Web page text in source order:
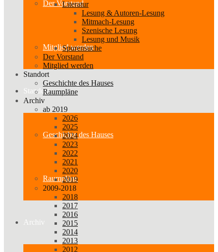
Der Vorstand
Mitglied werden
Standort
Geschichte des Hauses
Raumpläne
Archiv
Literatur
Lesung & Autoren-Lesung
Mitmach-Lesung
Szenische Lesung
Lesung und Musik
Spurensuche
Der Vorstand
Mitglied werden
Standort
Geschichte des Hauses
Raumpläne
Archiv
ab 2019
2026
2025
2024
2023
2022
2021
2020
2019
2009-2018
2018
2017
2016
2015
2014
2013
2012